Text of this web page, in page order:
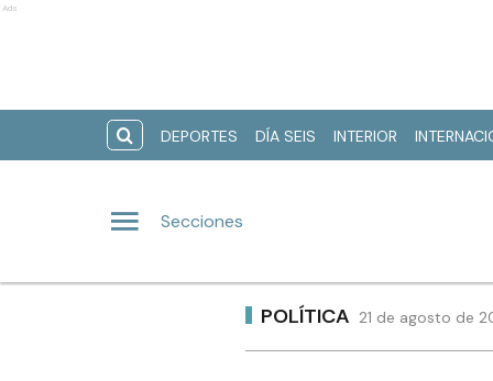
Ads
DEPORTES DÍA SEIS INTERIOR
Secciones
POLÍTICA 21 de agosto de